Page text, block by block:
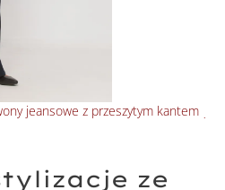
jeansowe z przeszytym kantem
ze